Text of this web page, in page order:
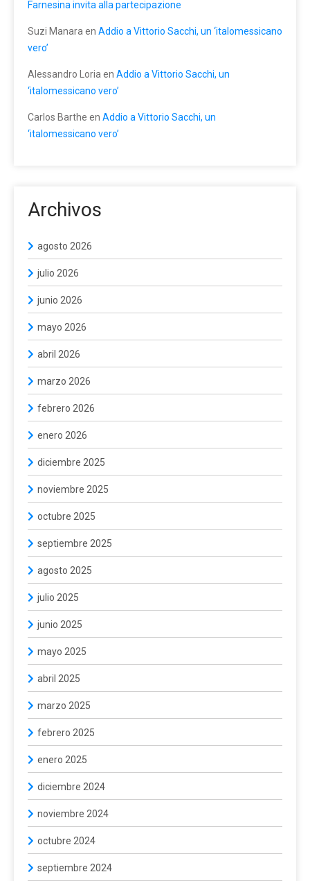
Farnesina invita alla partecipazione
Suzi Manara en Addio a Vittorio Sacchi, un ‘italomessicano
vero’
Alessandro Loria en Addio a Vittorio Sacchi, un
‘italomessicano vero’
Carlos Barthe en Addio a Vittorio Sacchi, un
‘italomessicano vero’
Archivos
agosto 2026
julio 2026
junio 2026
mayo 2026
abril 2026
marzo 2026
febrero 2026
enero 2026
diciembre 2025
noviembre 2025
octubre 2025
septiembre 2025
agosto 2025
julio 2025
junio 2025
mayo 2025
abril 2025
marzo 2025
febrero 2025
enero 2025
diciembre 2024
noviembre 2024
octubre 2024
septiembre 2024